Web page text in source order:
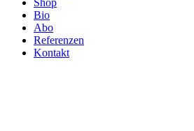
Bio
Abo
Referenzen
Kontakt